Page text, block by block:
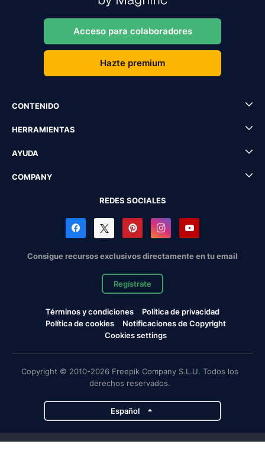
Acceso para colaboradores
Hazte premium
CONTENIDO
HERRAMIENTAS
AYUDA
COMPANY
REDES SOCIALES
Consigue recursos exclusivos directamente en tu email
Regístrate
Términos y condiciones
Política de privacidad
Política de cookies
Notificaciones de Copyright
Cookies settings
Copyright © 2010-2026 Freepik Company S.L.U. Todos los
derechos reservados.
Español